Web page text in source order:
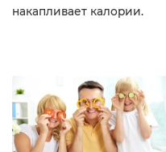
накапливает калории.